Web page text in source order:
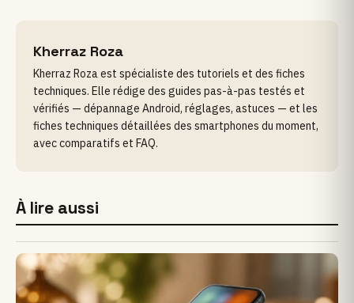
Kherraz Roza
Kherraz Roza est spécialiste des tutoriels et des fiches
techniques. Elle rédige des guides pas-à-pas testés et
vérifiés — dépannage Android, réglages, astuces — et les
fiches techniques détaillées des smartphones du moment,
avec comparatifs et FAQ.
À lire aussi